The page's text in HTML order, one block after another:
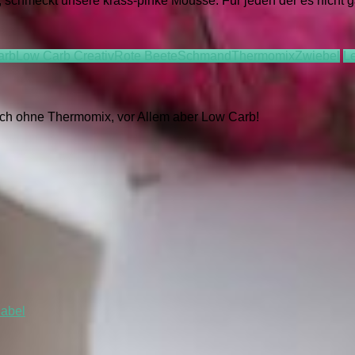
Low Carb CreativRote BeeteSchmandThermomixZwiebel
ohne Thermomix, vor Allem aber Low Carb!